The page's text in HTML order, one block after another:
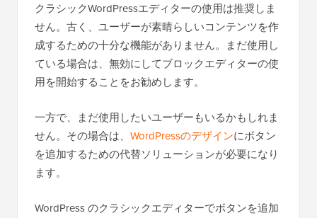
クラシックWordPressエディターの使用は推奨しま
せん。古く、ユーザーが素晴らしいコンテンツを作
成するための十分な機能がありません。まだ使用し
ている場合は、無効にしてブロックエディターの使
用を開始することをお勧めします。
一方で、まだ使用したいユーザーもいるかもしれま
せん。その場合は、 WordPressのデザインにボタン
を追加するための代替ソリューションが必要になり
ます。
WordPress のクラシックエディターでボタンを追加